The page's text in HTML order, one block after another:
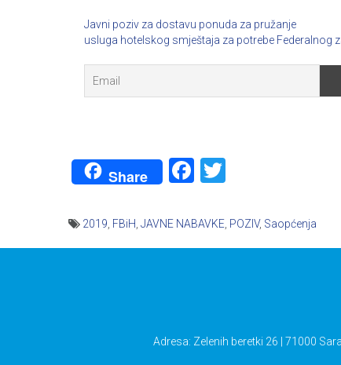
Javni poziv za dostavu ponuda za pružanje
usluga hotelskog smještaja za potrebe Federalnog
Share Facebook
2019 FBiH JAVNE NABAVKE POZIV, Saopćenja
Adresa: Zelenih beretki 26 | 71000